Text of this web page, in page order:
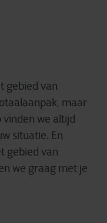
gebied van
maar
we altijd
situatie. En
gebied van
we graag met je